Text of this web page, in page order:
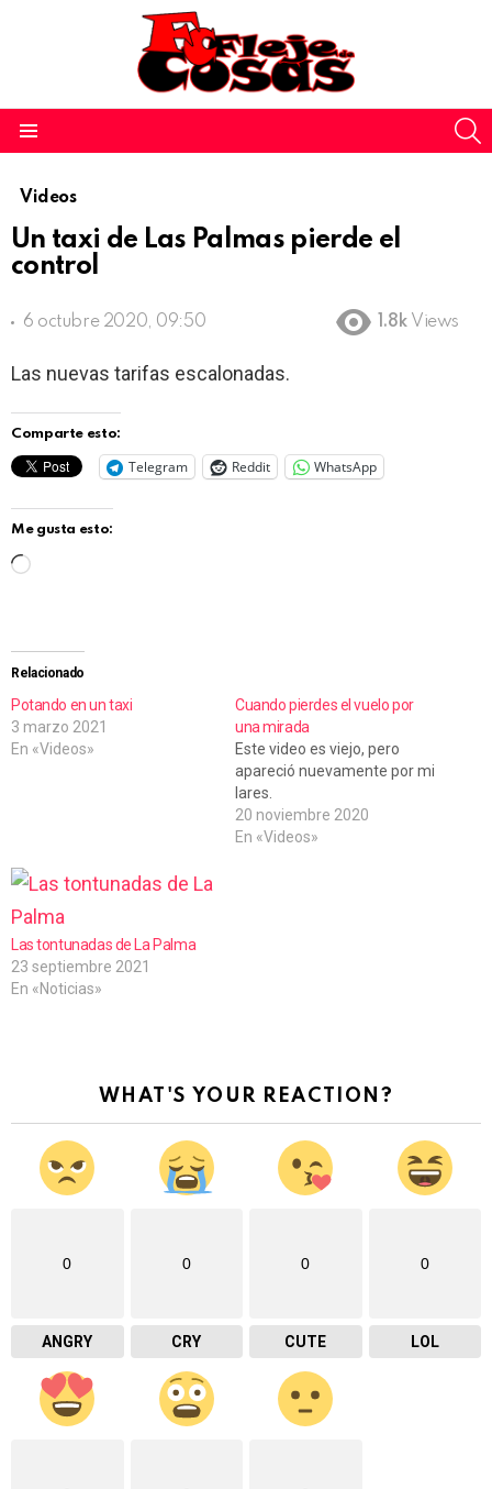
Videos
Un taxi de Las Palmas pierde el
control
6 octubre 2020, 09:50 1.8k Views
Las nuevas tarifas escalonadas.
Comparte esto:
Telegram Reddit WhatsApp
Me gusta esto:
g
a
n
.
Relacionado
Potando en un taxi
3 marzo 2021
En «Videos»
Cuando pierdes el vuelo por
una mirada
Este video es viejo, pero
apareció nuevamente por mi
lares.
20 noviembre 2020
En «Videos»
Las tontunadas de La Palma
23 septiembre 2021
En «Noticias»
WHAT'S YOUR REACTION?
0
ANGRY
0
CRY
0
CUTE
0
LOL